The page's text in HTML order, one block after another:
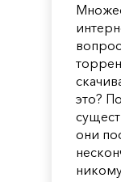
это?
они